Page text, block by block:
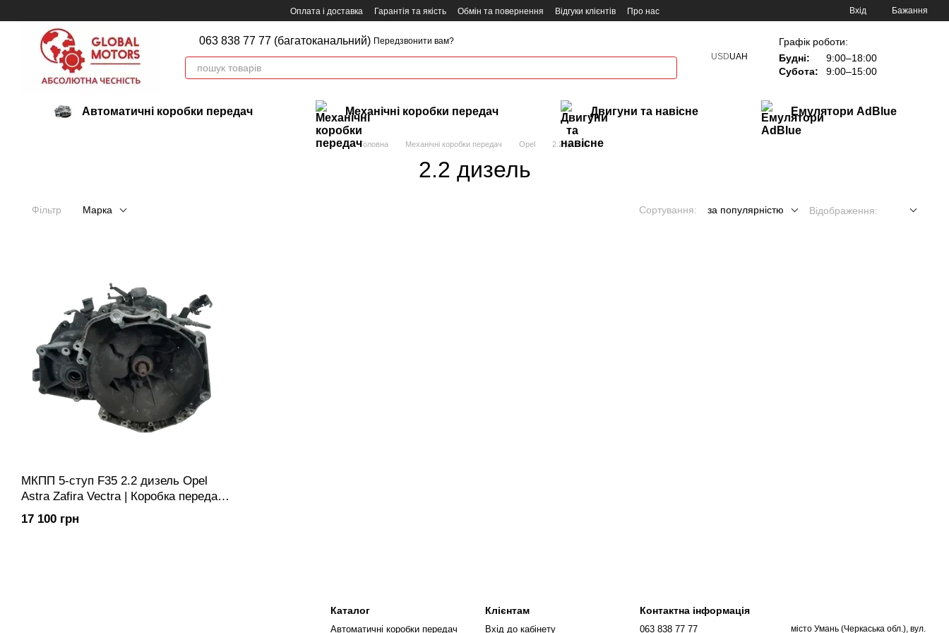
Оплата і доставка Гарантія та якість Обмін та повернення Відгуки клієнтів Про нас Вхід Бажання
063 838 77 77 (багатоканальний) Передзвонити вам?
USDUAH
Графік роботи:
Будні:
9:00–18:00
Субота:
9:00–15:00
Автоматичні коробки передач Механічні коробки передач Двигуни та навісне Емулятори AdBlue
Головна Механічні коробки передач Opel 2.2 дизель
2.2 дизель
Фільтр Марка Сортування: за популярністю Відображення:
МКПП 5-ступ F35 2.2 дизель Opel
Astra Zafira Vectra | Коробка передач
механічна
17 100 грн
Каталог
Автоматичні коробки передач
Клієнтам
Вхід до кабінету
Контактна інформація
063 838 77 77 місто Умань (Черкаська обл.), вул.